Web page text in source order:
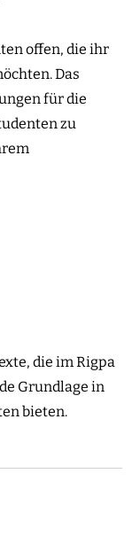
offen, die ihr
Das
für die
zu
die im Rigpa
Grundlage in
bieten.